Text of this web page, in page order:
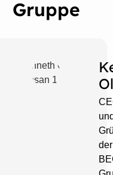
Gruppe
der